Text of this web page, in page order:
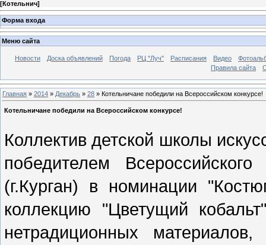
[Котельнич]
Форма входа
Меню сайта
Новости Доска объявлений Погода РЦ "Луч" Расписания Видео
Правила сайта
Главная » 2014 » Декабрь » 28 » Котельничане победили на Всероссийском конкурсе!
Котельничане победили на Всероссийском конкурсе!
Коллектив детской школы
победителем Всероссийского
(г.Курган) в номинации
коллекцию "Цветущий
нетрадиционных